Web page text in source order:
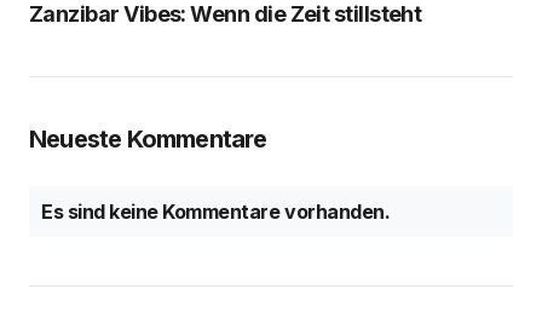
Zanzibar Vibes: Wenn die Zeit stillsteht
Neueste Kommentare
Es sind keine Kommentare vorhanden.